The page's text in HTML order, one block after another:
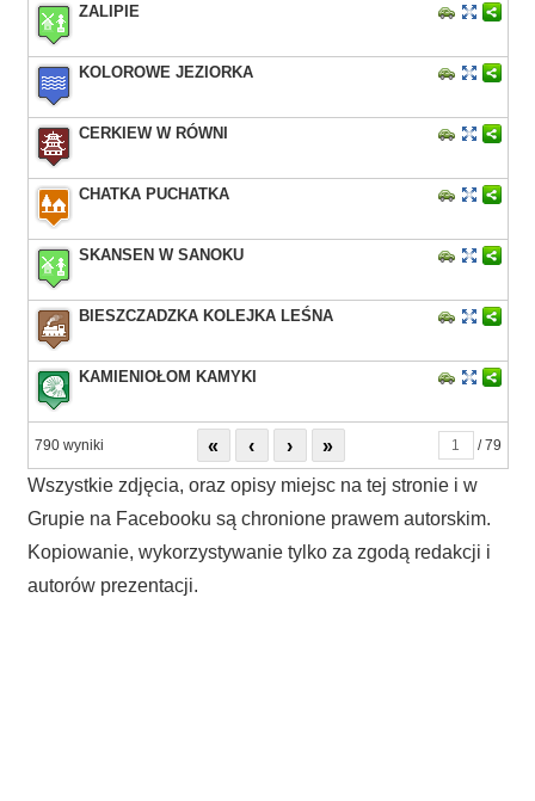
ZALIPIE
KOLOROWE JEZIORKA
CERKIEW W RÓWNI
CHATKA PUCHATKA
SKANSEN W SANOKU
BIESZCZADZKA KOLEJKA LEŚNA
KAMIENIOŁOM KAMYKI
790 wyniki « ‹ › » / 79
Wszystkie zdjęcia, oraz opisy miejsc na tej stronie i w
Grupie na Facebooku są chronione prawem autorskim.
Kopiowanie, wykorzystywanie tylko za zgodą redakcji i
autorów prezentacji.